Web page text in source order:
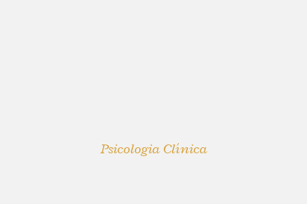
Psicologia Clínica